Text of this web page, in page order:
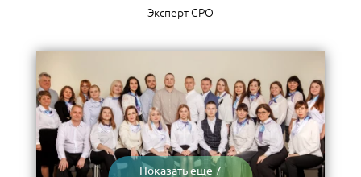
Эксперт СРО
Показать еще 7